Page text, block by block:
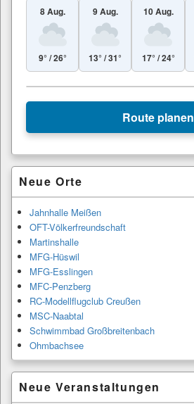
8 Aug.
9° / 26°
9 Aug.
13° / 31°
10 Aug.
17° / 24°
+
Route planen
Primärer
Seitenleisten-
Widgetbereich
Neue Orte
Jahnhalle Meißen
OFT-Völkerfreundschaft
Martinshalle
MFG-Hüswil
MFG-Esslingen
MFC-Penzberg
RC-Modellflugclub Creußen
MSC-Naabtal
Schwimmbad Großbreitenbach
Ohmbachsee
Neue Veranstaltungen